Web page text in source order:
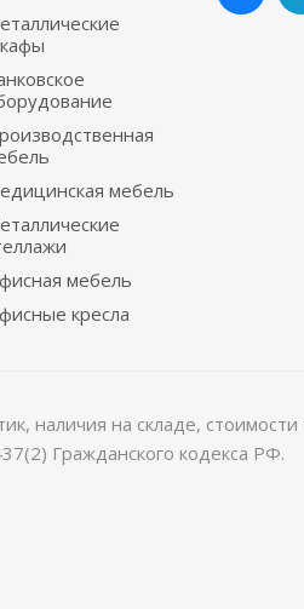
мебель
мебель
кресла
наличия на складе,
Гражданского кодекса РФ.